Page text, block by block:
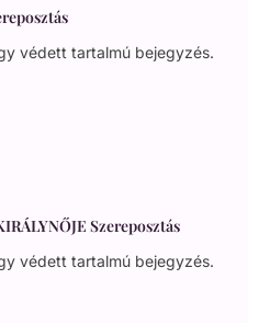
védett tartalmú bejegyzés.
Szereposztás
védett tartalmú bejegyzés.